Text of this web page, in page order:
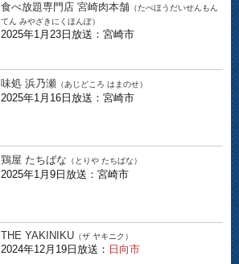
食べ放題専門店 宮崎肉本舗 （たべほうだいせんもん
てん みやざきにくほんぽ）
2025年1月23日放送：宮崎市
味処 浜乃瀬 （あじどころ はまのせ）
2025年1月16日放送：宮崎市
鶏屋 たちばな （とりや たちばな）
2025年1月9日放送：宮崎市
THE YAKINIKU （ザ ヤキニク）
2024年12月19日放送： 日向市